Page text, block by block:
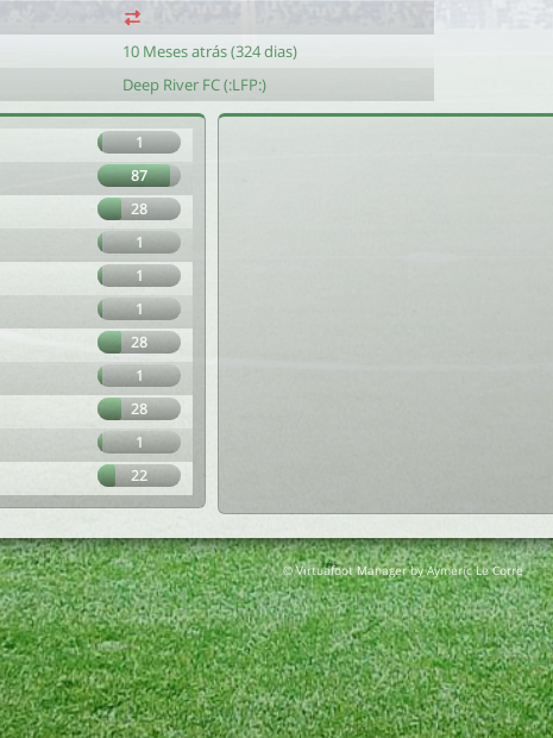
10 Meses atrás (324 dias)
Deep River FC (:LFP:)
1
87
28
1
1
1
28
1
28
1
22
© Virtuafoot Manager by Aymeric Le Corre